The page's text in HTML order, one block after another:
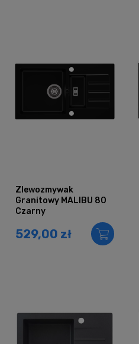
Zlewozmywak
Granitowy MALIBU 80
Czarny
529,00 zł